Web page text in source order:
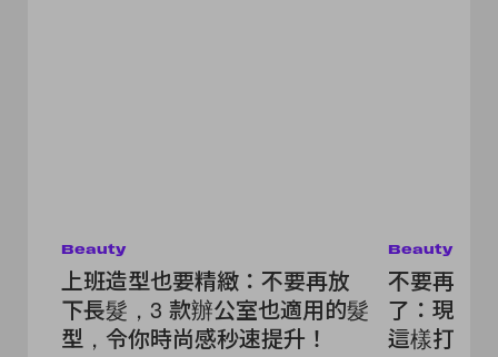
Beauty
上班造型也要精緻：不要再放
下長髮，3 款辦公室也適用的髮
型，令你時尚感秒速提升！
Beauty
不要再綁
了：現在
這樣打理